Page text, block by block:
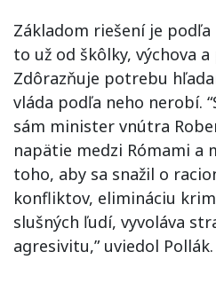
Základom riešení je podľa
to už od škôlky, výchova
Zdôrazňuje potrebu
vláda podľa neho nerobí.
sám minister vnútra
napätie medzi Rómami a
toho, aby sa snažil o
konfliktov, elimináciu
slušných ľudí, vyvoláva
agresivitu,” uviedol Pollák.